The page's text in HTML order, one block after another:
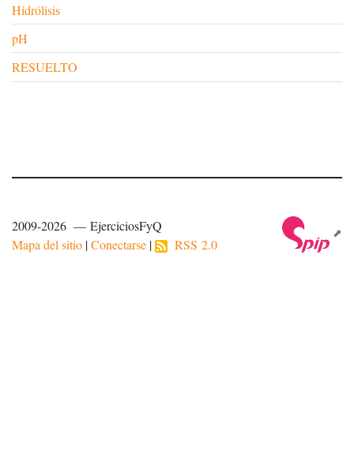
Hidrólisis
pH
RESUELTO
2009-2026 — EjerciciosFyQ
Mapa del sitio |Conectarse | RSS 2.0